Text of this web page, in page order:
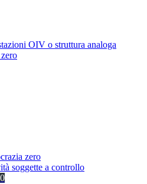
OIV o struttura analoga
zero
soggette a controllo